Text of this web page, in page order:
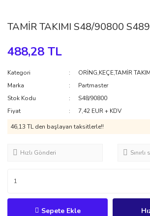
TAMİR TAKIMI S48/90800
488,28 TL
Kategori
ORİNG,KEÇE,TAMİR
Marka
Partmaster
Stok Kodu
S48/90800
Fiyat
7,42 EUR + KDV
46,13 TL den başlayan taksitlerle!!
Hızlı Gönderi Sınırlı
Sepete Ekle